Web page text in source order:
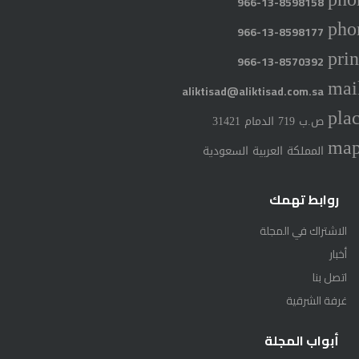
966-13-8598177
966-13-8570392
aliktisad@aliktisad.com.sa
ص.ب 719 الدمام 31421
المملكة العربية السعودية
روابط تهمك
الاشتراك في المجلة
أخبار
اتصل بنا
غرفة الشرقية
أبواب المجلة